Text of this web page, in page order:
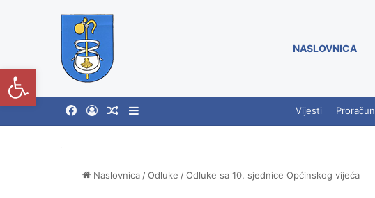
NASLOVNICA
Vijesti Proračun
Naslovnica /Odluke /Odluke sa 10. sjednice Općinskog vijeća
Open toolbar